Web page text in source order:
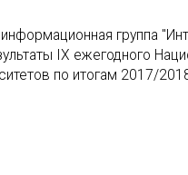
группа
IX ежегодного
по итогам 2017/